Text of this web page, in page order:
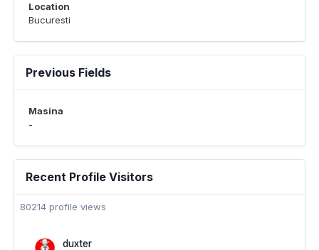
Location
Bucuresti
Previous Fields
Masina
-
Recent Profile Visitors
80214 profile views
duxter